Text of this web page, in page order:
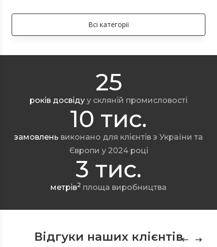
Всі категорії
25
років досвіду у скляній промисловості
10 тис.
замовлень виконано для клієнтів з України та
Європи у 2024 році
3 тис.
метрів2 площа виробництва
Відгуки наших клієнтів